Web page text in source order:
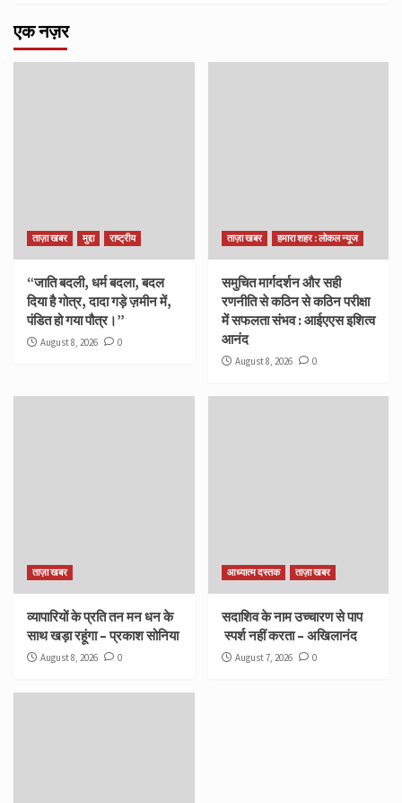
एक नज़र
ताज़ा खबर मुद्दा राष्ट्रीय
“जाति बदली, धर्म बदला, बदल
दिया है गोत्र, दादा गड़े ज़मीन में,
पंडित हो गया पौत्र।”
August 8, 2026 0
ताज़ा खबर हमारा शहर : लोकल न्यूज
समुचित मार्गदर्शन और सही
रणनीति से कठिन से कठिन परीक्षा
में सफलता संभव : आईएएस इशित्व
आनंद
August 8, 2026 0
ताज़ा खबर
व्यापारियों के प्रति तन मन धन के
साथ खड़ा रहूंगा – प्रकाश सोनिया
August 8, 2026 0
आध्यात्म दस्तक ताज़ा खबर
सदाशिव के नाम उच्चारण से पाप
स्पर्श नहीं करता – अखिलानंद
August 7, 2026 0